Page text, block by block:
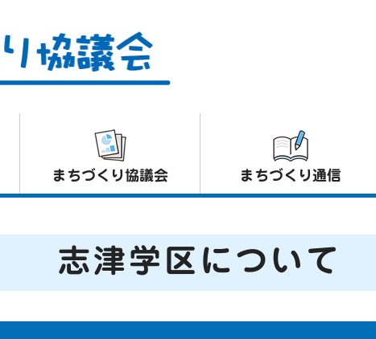
まちづくり協議会 まちづくり通信
志津学区について